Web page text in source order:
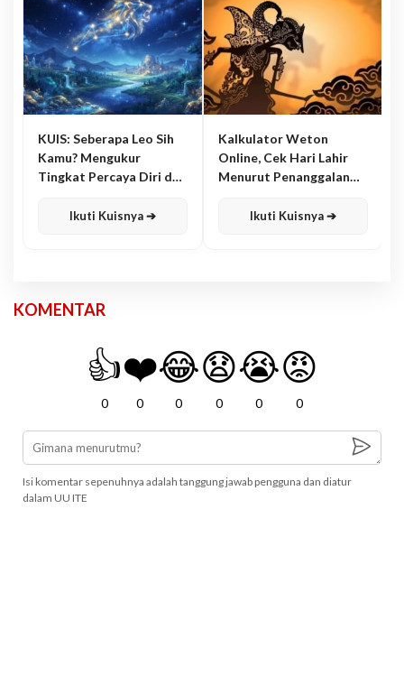
KUIS: Seberapa Leo Sih
Kamu? Mengukur
Tingkat Percaya Diri dan
Ikuti Kuisnya ➔
Kalkulator Weton
Online, Cek Hari Lahir
Menurut Penanggalan
Ikuti Kuisnya ➔
KOMENTAR
👍
0
❤️
0
😂
0
😧
0
😭
0
😡
0
Isi komentar sepenuhnya adalah tanggung jawab pengguna dan diatur
dalam UU ITE